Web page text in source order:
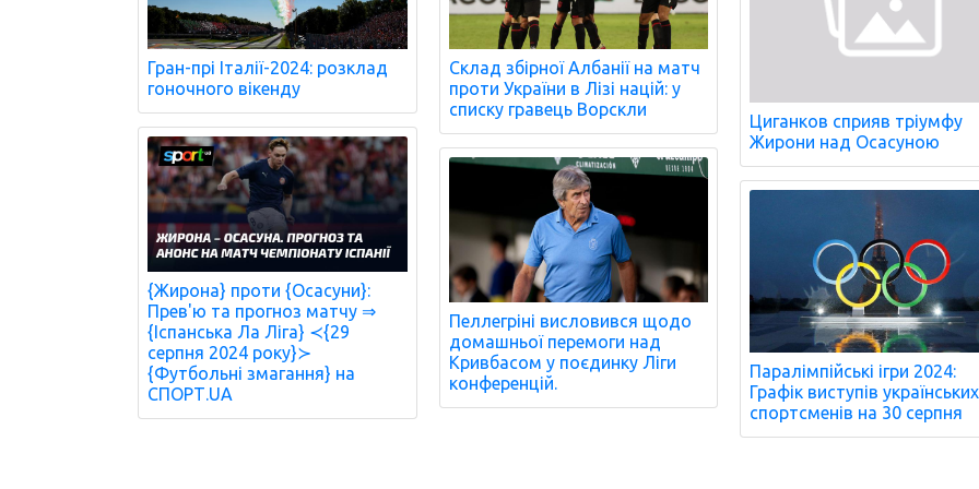
Гран-прі Італії-2024: розклад
гоночного вікенду
{Жирона} проти {Осасуни}:
Прев'ю та прогноз матчу ⇒
{Іспанська Ла Ліга} ≺{29
серпня 2024 року}≻
{Футбольні змагання} на
СПОРТ.UA
Склад збірної Албанії на матч
проти України в Лізі націй: у
списку гравець Ворскли
Пеллегріні висловився щодо
домашньої перемоги над
Кривбасом у поєдинку Ліги
конференцій.
Циганков сприяв тріумфу
Жирони над Осасуною
Паралімпійські ігри 2024:
Графік виступів українських
спортсменів на 30 серпня